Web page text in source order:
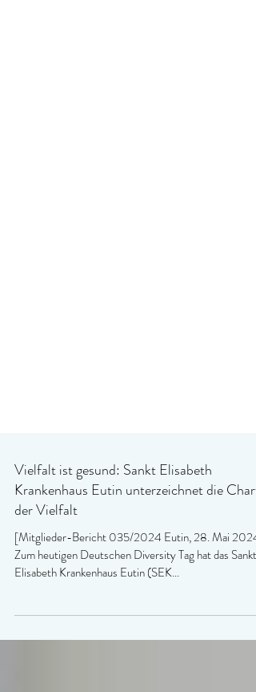
Vielfalt ist gesund: Sankt Elisabeth
Krankenhaus Eutin unterzeichnet die Charta
der Vielfalt
[Mitglieder-Bericht 035/2024 Eutin, 28. Mai 2024]
Elisabeth Krankenhaus Eutin (SEK...